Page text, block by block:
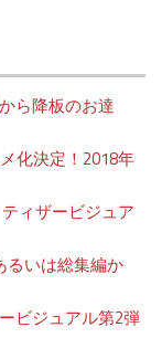
ら降板のお達
化決定！2018年
ィザービジュア
るいは総集編か
ビジュアル第2弾